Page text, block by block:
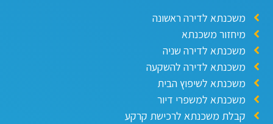
משכנתא לדירה ראשונה
מיחזור משכנתא
משכנתא לדירה שניה
משכנתא לדירה להשקעה
משכנתא לשיפוץ הבית
משכנתא למשפרי דיור
קבלת משכנתא לרכישת קרקע